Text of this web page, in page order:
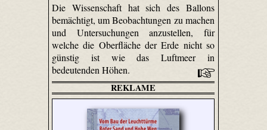
Die Wissenschaft hat sich des Ballons
bemächtigt, um Beobachtungen zu machen
und Untersuchungen anzustellen, für
welche die Oberfläche der Erde nicht so
günstig ist wie das Luftmeer in
bedeutenden Höhen.
REKLAME